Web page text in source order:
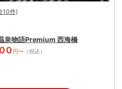
10件)
泉物語Premium 西海橋
円〜 （税込）